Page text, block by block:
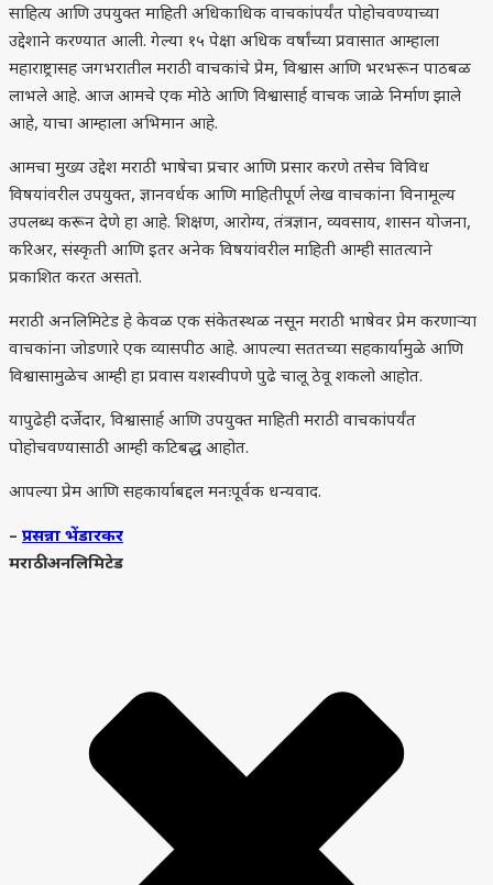
साहित्य आणि उपयुक्त माहिती अधिकाधिक वाचकांपर्यंत पोहोचवण्याच्या
उद्देशाने करण्यात आली. गेल्या १५ पेक्षा अधिक वर्षांच्या प्रवासात आम्हाला
महाराष्ट्रासह जगभरातील मराठी वाचकांचे प्रेम, विश्वास आणि भरभरून पाठबळ
लाभले आहे. आज आमचे एक मोठे आणि विश्वासार्ह वाचक जाळे निर्माण झाले
आहे, याचा आम्हाला अभिमान आहे.
आमचा मुख्य उद्देश मराठी भाषेचा प्रचार आणि प्रसार करणे तसेच विविध
विषयांवरील उपयुक्त, ज्ञानवर्धक आणि माहितीपूर्ण लेख वाचकांना विनामूल्य
उपलब्ध करून देणे हा आहे. शिक्षण, आरोग्य, तंत्रज्ञान, व्यवसाय, शासन योजना,
करिअर, संस्कृती आणि इतर अनेक विषयांवरील माहिती आम्ही सातत्याने
प्रकाशित करत असतो.
मराठी अनलिमिटेड हे केवळ एक संकेतस्थळ नसून मराठी भाषेवर प्रेम करणाऱ्या
वाचकांना जोडणारे एक व्यासपीठ आहे. आपल्या सततच्या सहकार्यामुळे आणि
विश्वासामुळेच आम्ही हा प्रवास यशस्वीपणे पुढे चालू ठेवू शकलो आहोत.
यापुढेही दर्जेदार, विश्वासार्ह आणि उपयुक्त माहिती मराठी वाचकांपर्यंत
पोहोचवण्यासाठी आम्ही कटिबद्ध आहोत.
आपल्या प्रेम आणि सहकार्याबद्दल मनःपूर्वक धन्यवाद.
– प्रसन्ना भेंडारकर
मराठी अनलिमिटेड